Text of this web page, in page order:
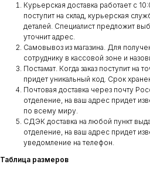
Курьерская доставка работает с
поступит на склад, курьерская
деталей. Специалист предложит
уточнит адрес.
Самовывоз из магазина. Для
сотруднику в кассовой зоне и
Постамат. Когда заказ поступит на
придет уникальный код. Срок
Почтовая доставка через почту
отделение, на ваш адрес придет
по всему миру.
СДЭК доставка на любой пункт
отделение, на ваш адрес придет
уведомление на телефон.
Таблица размеров